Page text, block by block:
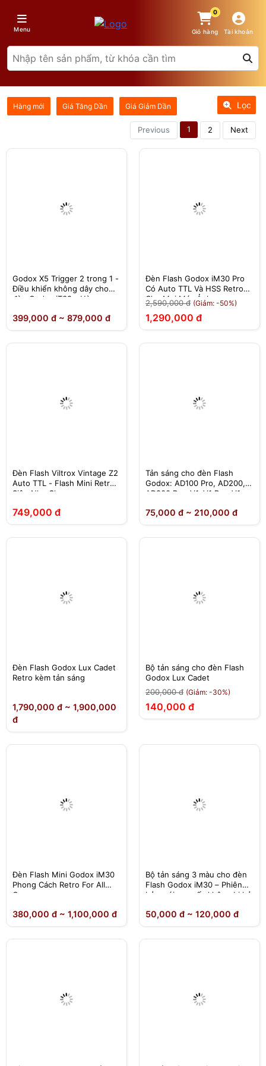
Menu
0
Giỏ hàng Tài khoản
Hàng mới Giá Tăng Dần Giá Giảm Dần Lọc
Previous 1 2 Next
Godox X5 Trigger 2 trong 1 -
Điều khiển không dây cho
đèn Godox iT32 - Hàng
399,000 đ ~ 879,000 đ
Đèn Flash Godox iM30 Pro
Có Auto TTL Và HSS Retro
Cho Mọi Máy Ảnh
2,590,000 đ (Giảm: -50%)
1,290,000 đ
Đèn Flash Viltrox Vintage Z2
Auto TTL - Flash Mini Retro
Siêu Nhẹ Cho
749,000 đ
Tản sáng cho đèn Flash
Godox: AD100 Pro, AD200,
AD200 Pro, V1, V1 Pro, V1
75,000 đ ~ 210,000 đ
Đèn Flash Godox Lux Cadet
Retro kèm tản sáng
1,790,000 đ ~ 1,900,000
đ
Bộ tản sáng cho đèn Flash
Godox Lux Cadet
200,000 đ (Giảm: -30%)
140,000 đ
Đèn Flash Mini Godox iM30
Phong Cách Retro For All
Camera
380,000 đ ~ 1,100,000 đ
Bộ tản sáng 3 màu cho đèn
Flash Godox iM30 – Phiên
bản mới cao cấp không bị hở
50,000 đ ~ 120,000 đ